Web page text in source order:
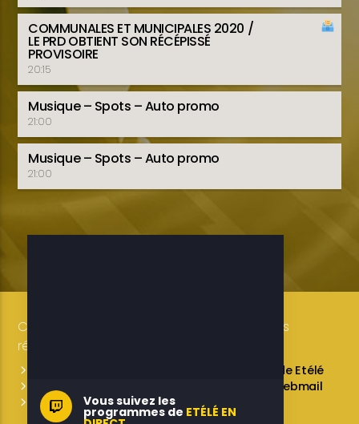
COMMUNALES ET MUNICIPALES 2020 /
LE PRD OBTIENT SON RÉCÉPISSÉ
PROVISOIRE
20:15
Musique – Spots – Auto promo
21:00
Musique – Spots – Auto promo
21:00
Copyright 2019-2025 ETELE BENIN Tous droits
réservés / Conception: LUXE CONSULTING
L’équipe de Etélé
Service Commercial
Webmail
Contactez-nous
Vous suivez les
programmes de ETÉLÉ EN